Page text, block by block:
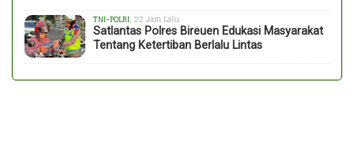
TNI-POLRI , 22 Jam Lalu
Satlantas Polres Bireuen Edukasi Masyarakat
Tentang Ketertiban Berlalu Lintas